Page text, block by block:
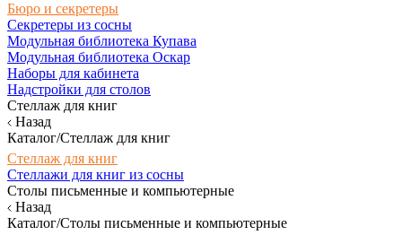
Бюро и секретеры
Секретеры из сосны
Модульная библиотека Купава
Модульная библиотека Оскар
Наборы для кабинета
Надстройки для столов
Стеллаж для книг
Назад
Каталог/Стеллаж для книг
Стеллаж для книг
Стеллажи для книг из сосны
Столы письменные и компьютерные
Назад
Каталог/Столы письменные и компьютерные